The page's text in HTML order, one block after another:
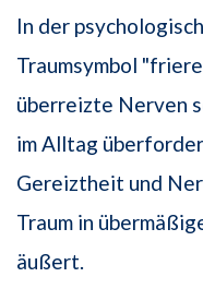
In der
Traumsymbol
überreizte Nerven
im Alltag
Gereiztheit und
Traum in
äußert.